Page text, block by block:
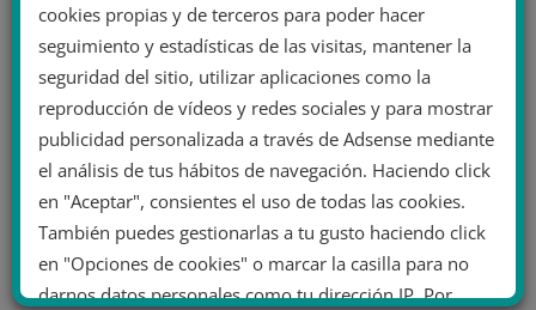
cookies propias y de terceros para poder hacer
seguimiento y estadísticas de las visitas, mantener la
seguridad del sitio, utilizar aplicaciones como la
reproducción de vídeos y redes sociales y para mostrar
publicidad personalizada a través de Adsense mediante
el análisis de tus hábitos de navegación. Haciendo click
en "Aceptar", consientes el uso de todas las cookies.
También puedes gestionarlas a tu gusto haciendo click
en "Opciones de cookies" o marcar la casilla para no
darnos datos personales como tu dirección IP. Por